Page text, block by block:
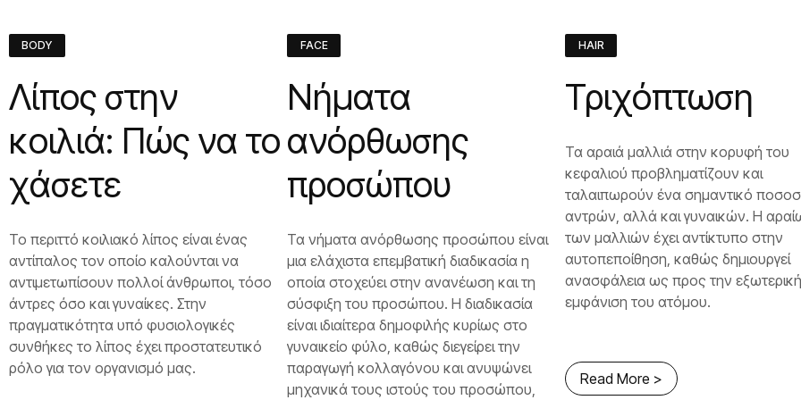
BODY
Λίπος στην
κοιλιά: Πώς να το
χάσετε
Το περιττό κοιλιακό λίπος είναι ένας
αντίπαλος τον οποίο καλούνται να
αντιμετωπίσουν πολλοί άνθρωποι, τόσο
άντρες όσο και γυναίκες. Στην
πραγματικότητα υπό φυσιολογικές
συνθήκες το λίπος έχει προστατευτικό
ρόλο για τον οργανισμό μας.
FACE
Νήματα
ανόρθωσης
προσώπου
Τα νήματα ανόρθωσης προσώπου είναι
μια ελάχιστα επεμβατική διαδικασία η
οποία στοχεύει στην ανανέωση και τη
σύσφιξη του προσώπου. Η διαδικασία
είναι ιδιαίτερα δημοφιλής κυρίως στο
γυναικείο φύλο, καθώς διεγείρει την
παραγωγή κολλαγόνου και ανυψώνει
μηχανικά τους ιστούς του προσώπου,
HAIR
Τριχόπτωση
Τα αραιά μαλλιά στην κορυφή του
κεφαλιού προβληματίζουν και
ταλαιπωρούν ένα σημαντικό
αντρών, αλλά και γυναικών. Η
των μαλλιών έχει αντίκτυπο στην
αυτοπεποίθηση, καθώς δημιουργεί
ανασφάλεια ως προς την
εμφάνιση του ατόμου.
Read More >